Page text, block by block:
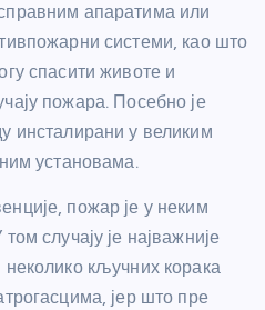
апаратима или
системи, као што
спасити животе и
пожара. Посебно је
инсталирани у великим
установама.
пожар је у неким
случају је најважније
кључних корака
јер што пре